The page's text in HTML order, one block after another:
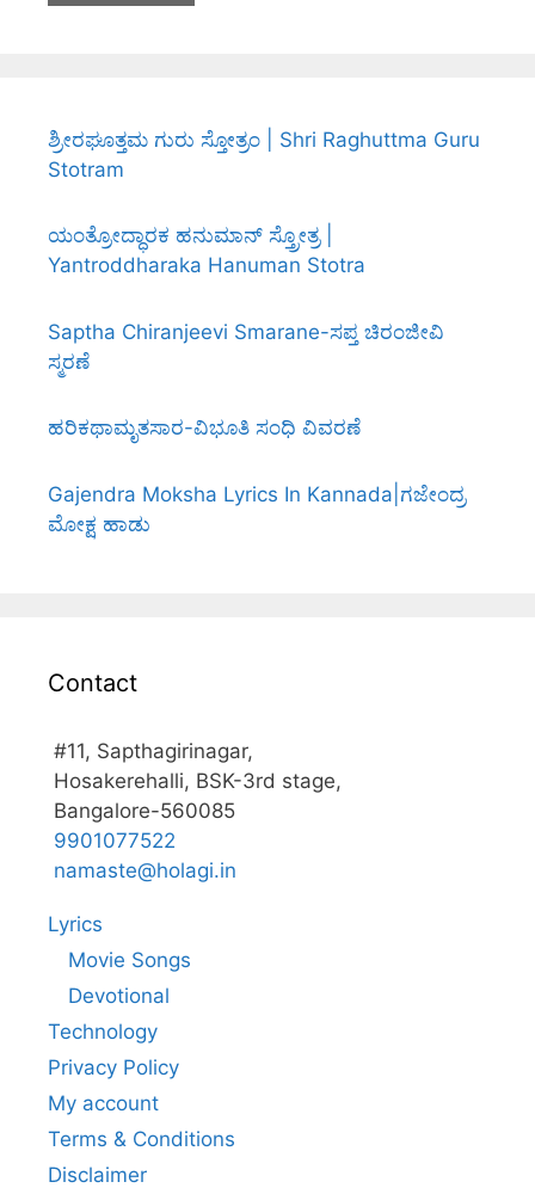
ಶ್ರೀರಘೂತ್ತಮ ಗುರು ಸ್ತೋತ್ರಂ | Shri Raghuttma Guru
Stotram
ಯಂತ್ರೋದ್ಧಾರಕ ಹನುಮಾನ್ ಸ್ತ್ರೋತ್ರ |
Yantroddharaka Hanuman Stotra
Saptha Chiranjeevi Smarane-ಸಪ್ತ ಚಿರಂಜೀವಿ
ಸ್ಮರಣೆ
ಹರಿಕಥಾಮೃತಸಾರ-ವಿಭೂತಿ ಸಂಧಿ ವಿವರಣೆ
Gajendra Moksha Lyrics In Kannada|ಗಜೇಂದ್ರ
ಮೋಕ್ಷ ಹಾಡು
Contact
#11, Sapthagirinagar,
Hosakerehalli, BSK-3rd stage,
Bangalore-560085
9901077522
namaste@holagi.in
Lyrics
Movie Songs
Devotional
Technology
Privacy Policy
My account
Terms & Conditions
Disclaimer